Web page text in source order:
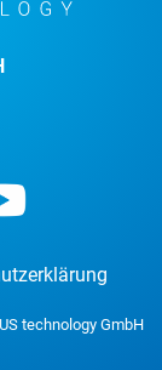
technology GmbH